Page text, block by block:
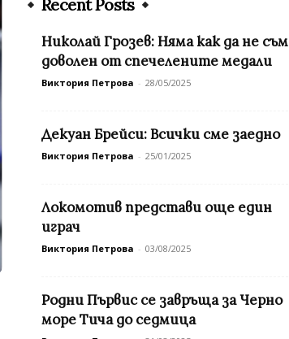
Recent Posts
Николай Грозев: Няма как да не съм
доволен от спечелените медали
Виктория Петрова - 28/05/2025
Декуан Брейси: Всички сме заедно
Виктория Петрова - 25/01/2025
Локомотив представи още един
играч
Виктория Петрова - 03/08/2025
Родни Първис се завръща за Черно
море Тича до седмица